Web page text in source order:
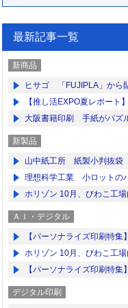
最新記事一覧
新商品
ヒサゴ 「FUJIPLA」から
【推し活EXPO夏レポート
大阪書籍印刷 手紙がパズ
新製品
山中紙工所 紙製小判抜袋
理想科学工業 小ロットの
ホリゾン 10月、びわこ工場
ＡＩ・デジタル
【パーソナライズ印刷特
ホリゾン 10月、びわこ工場
【パーソナライズ印刷特集
デジタル印刷